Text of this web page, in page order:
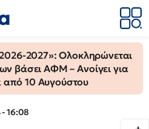
2027»: Ολοκληρώνεται
βάσει ΑΦΜ – Ανοίγει για
10 Αυγούστου
16:08